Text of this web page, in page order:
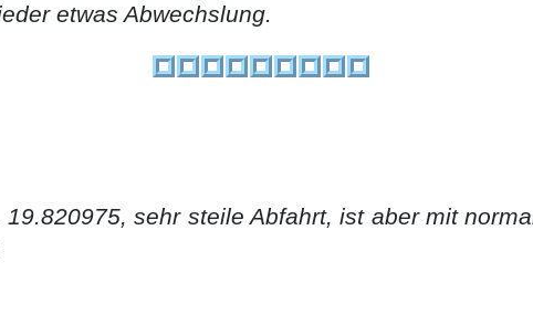
etwas Abwechslung.
sehr steile Abfahrt, ist aber mit